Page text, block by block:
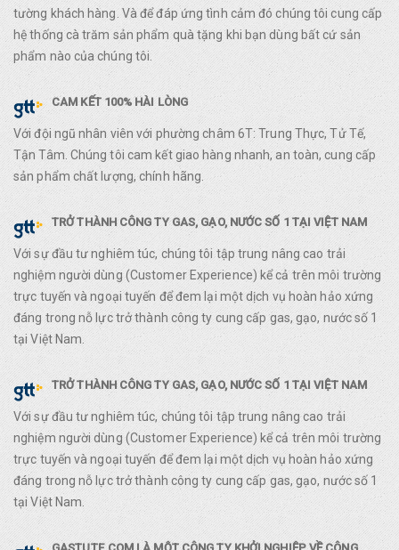
tường khách hàng. Và để đáp ứng tình cảm đó chúng tôi cung cấp
hệ thống cà trăm sản phẩm quà tặng khi bạn dùng bất cứ sản
phẩm nào của chúng tôi.
CAM KẾT 100% HÀI LÒNG
Với đội ngũ nhân viên với phường châm 6T: Trung Thực, Tử Tế,
Tận Tâm. Chúng tôi cam kết giao hàng nhanh, an toàn, cung cấp
sản phẩm chất lượng, chính hãng.
TRỞ THÀNH CÔNG TY GAS, GẠO, NƯỚC SỐ 1 TẠI VIỆT NAM
Với sự đầu tư nghiêm túc, chúng tôi tập trung nâng cao trải
nghiệm người dùng (Customer Experience) kể cả trên môi trường
trực tuyến và ngoại tuyến để đem lại một dịch vụ hoàn hảo xứng
đáng trong nỗ lực trở thành công ty cung cấp gas, gạo, nước số 1
tại Việt Nam.
TRỞ THÀNH CÔNG TY GAS, GẠO, NƯỚC SỐ 1 TẠI VIỆT NAM
Với sự đầu tư nghiêm túc, chúng tôi tập trung nâng cao trải
nghiệm người dùng (Customer Experience) kể cả trên môi trường
trực tuyến và ngoại tuyến để đem lại một dịch vụ hoàn hảo xứng
đáng trong nỗ lực trở thành công ty cung cấp gas, gạo, nước số 1
tại Việt Nam.